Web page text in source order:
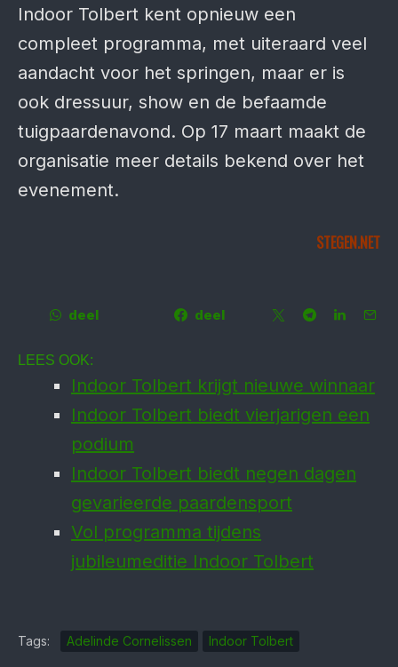
Indoor Tolbert kent opnieuw een
compleet programma, met uiteraard veel
aandacht voor het springen, maar er is
ook dressuur, show en de befaamde
tuigpaardenavond. Op 17 maart maakt de
organisatie meer details bekend over het
evenement.
STEGEN.NET
deel deel
LEES OOK:
Indoor Tolbert krijgt nieuwe winnaar
Indoor Tolbert biedt vierjarigen een
podium
Indoor Tolbert biedt negen dagen
gevarieerde paardensport
Vol programma tijdens
jubileumeditie Indoor Tolbert
Tags: Adelinde Cornelissen Indoor Tolbert